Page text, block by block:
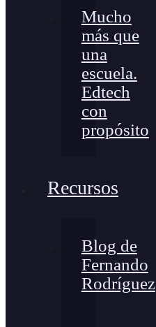
Mucho
más que
una
escuela.
Edtech
con
propósito
Recursos
Blog de
Fernando
Rodríguez